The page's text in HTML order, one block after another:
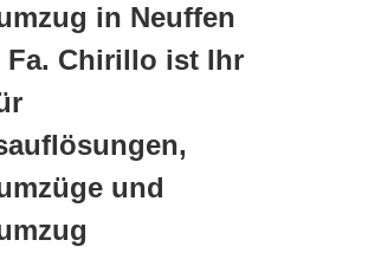
in Neuffen
Fa. Chirillo ist Ihr
und